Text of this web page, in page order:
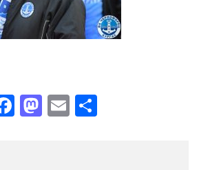
Facebook
Mastodon
Email